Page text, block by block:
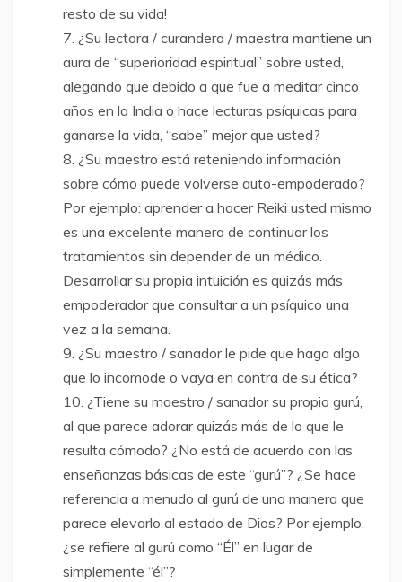
resto de su vida!
¿Su lectora / curandera / maestra mantiene un
aura de “superioridad espiritual” sobre usted,
alegando que debido a que fue a meditar cinco
años en la India o hace lecturas psíquicas para
ganarse la vida, “sabe” mejor que usted?
¿Su maestro está reteniendo información
sobre cómo puede volverse auto-empoderado?
Por ejemplo: aprender a hacer Reiki usted mismo
es una excelente manera de continuar los
tratamientos sin depender de un médico.
Desarrollar su propia intuición es quizás más
empoderador que consultar a un psíquico una
vez a la semana.
¿Su maestro / sanador le pide que haga algo
que lo incomode o vaya en contra de su ética?
¿Tiene su maestro / sanador su propio gurú,
al que parece adorar quizás más de lo que le
resulta cómodo? ¿No está de acuerdo con las
enseñanzas básicas de este “gurú”? ¿Se hace
referencia a menudo al gurú de una manera que
parece elevarlo al estado de Dios? Por ejemplo,
¿se refiere al gurú como “Él” en lugar de
simplemente “él”?